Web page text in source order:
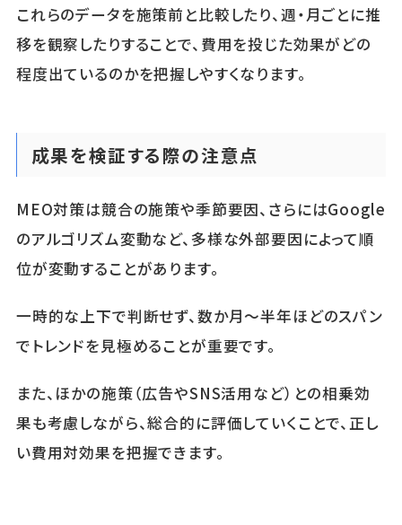
これらのデータを施策前と比較したり、週・月ごとに推
移を観察したりすることで、費用を投じた効果がどの
程度出ているのかを把握しやすくなります。
成果を検証する際の注意点
MEO対策は競合の施策や季節要因、さらにはGoogle
のアルゴリズム変動など、多様な外部要因によって順
位が変動することがあります。
一時的な上下で判断せず、数か月〜半年ほどのスパン
でトレンドを見極めることが重要です。
また、ほかの施策（広告やSNS活用など）との相乗効
果も考慮しながら、総合的に評価していくことで、正し
い費用対効果を把握できます。